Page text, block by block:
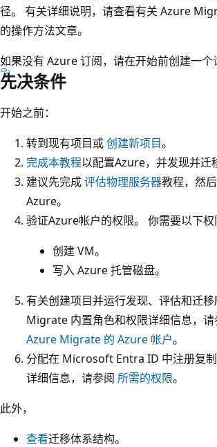
径。 有关详细说明，请查看有关 Azure
的操作方法文章。
如果没有 Azure 订阅，请在开始前创建一个
先决条件
开始之前：
转到现有项目或创建新项目。
完成本教程以配置Azure，并发现并迁
建议先完成评估物理服务器教程，然
Azure。
验证Azure帐户的权限。 你需要以下权
创建 VM。
写入 Azure 托管磁盘。
有关创建项目并运行发现、评估和迁
Migrate 内置角色和权限详细信息，请
Azure Migrate 的 Azure 帐户。
分配在 Microsoft Entra ID 中注册复
详细信息，请参阅 所需的权限。
此外，
查看迁移体系结构。